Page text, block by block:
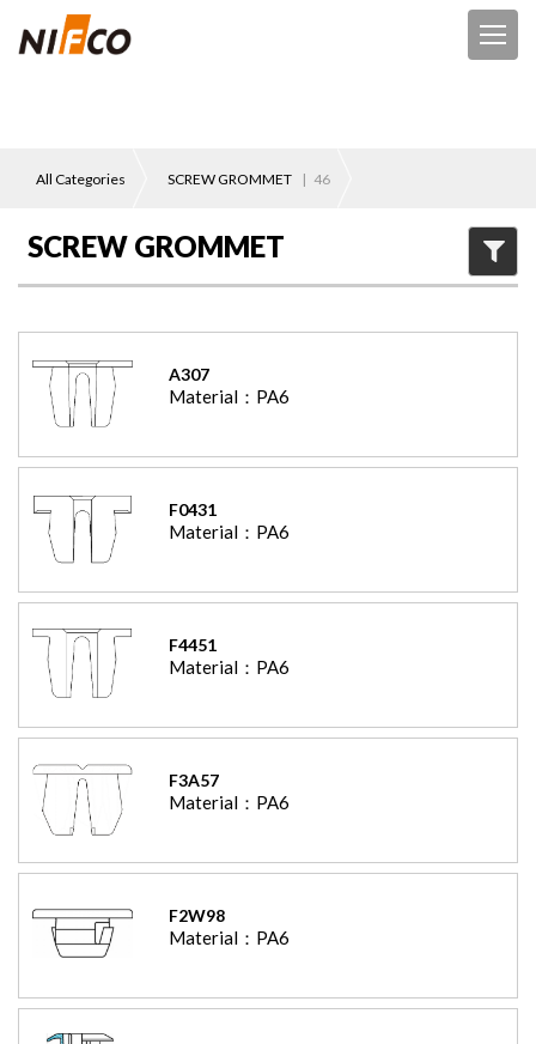
All Categories SCREW GROMMET | 46
SCREW GROMMET
A307
Material： PA6
F0431
Material： PA6
F4451
Material： PA6
F3A57
Material： PA6
F2W98
Material： PA6